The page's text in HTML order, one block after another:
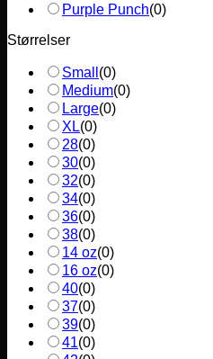
Purple Punch(0)
Størrelser
Small (0)
Medium(0)
Large(0)
XL(0)
28(0)
30(0)
32(0)
34(0)
36(0)
38(0)
14 oz(0)
16 oz(0)
40(0)
37(0)
39(0)
41(0)